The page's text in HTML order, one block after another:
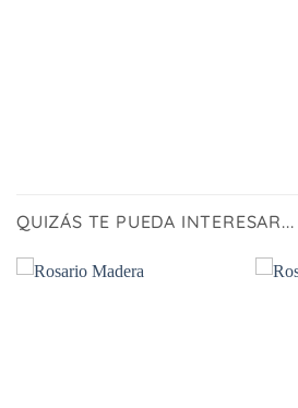
QUIZÁS TE PUEDA INTERESAR...